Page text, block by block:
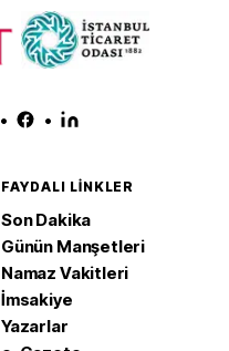
• •
FAYDALI LINKLER
Son Dakika
Günün Manşetleri
Namaz Vakitleri
İmsakiye
Yazarlar